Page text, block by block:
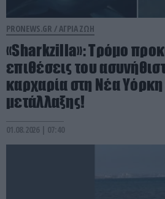
PRONEWS.GR / ΑΓΡΙΑ ΖΩΗ
«Sharkzilla»: Tρόμο
επιθέσεις του
καρχαρία στη Νέα
μετάλλαξης!
01.08.2026 | 07:40